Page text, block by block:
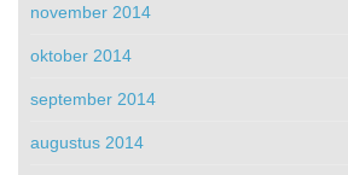
november 2014
oktober 2014
september 2014
augustus 2014